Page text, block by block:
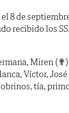
8 de
recibido los
Miren
Víctor, José
tía,